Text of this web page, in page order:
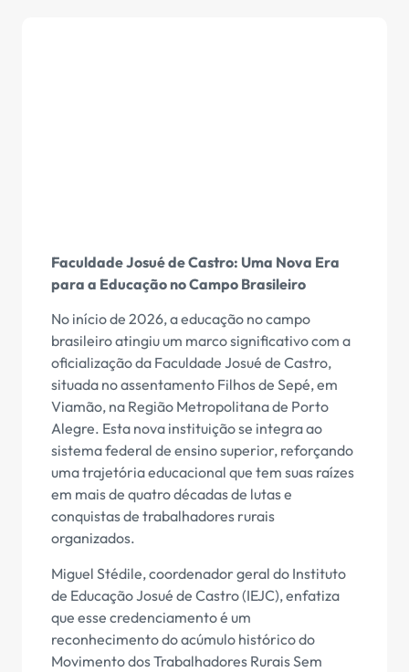
Faculdade Josué de Castro: Uma Nova Era
para a Educação no Campo Brasileiro
No início de 2026, a educação no campo
brasileiro atingiu um marco significativo com a
oficialização da Faculdade Josué de Castro,
situada no assentamento Filhos de Sepé, em
Viamão, na Região Metropolitana de Porto
Alegre. Esta nova instituição se integra ao
sistema federal de ensino superior, reforçando
uma trajetória educacional que tem suas raízes
em mais de quatro décadas de lutas e
conquistas de trabalhadores rurais
organizados.
Miguel Stédile, coordenador geral do Instituto
de Educação Josué de Castro (IEJC), enfatiza
que esse credenciamento é um
reconhecimento do acúmulo histórico do
Movimento dos Trabalhadores Rurais Sem